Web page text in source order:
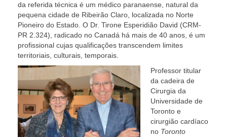
da referida técnica é um médico paranaense, natural da
pequena cidade de Ribeirão Claro, localizada no Norte
Pioneiro do Estado. O Dr. Tirone Esperidião David (CRM-
PR 2.324), radicado no Canadá há mais de 40 anos, é um
profissional cujas qualificações transcendem limites
territoriais, culturais, temporais.
Professor titular
da cadeira de
Cirurgia da
Universidade de
Toronto e
cirurgião cardíaco
no Toronto